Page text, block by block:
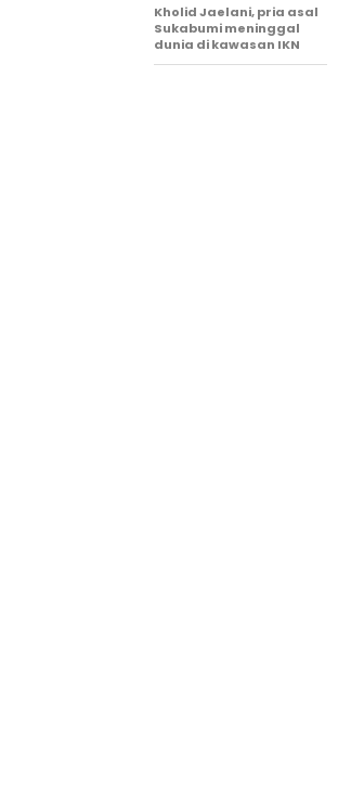
Kholid Jaelani, pria asal
Sukabumi meninggal
dunia di kawasan IKN